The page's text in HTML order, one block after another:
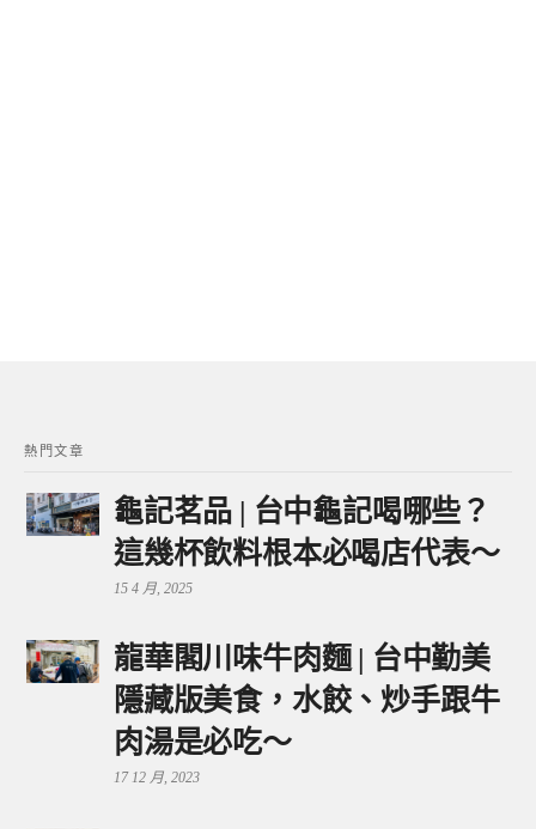
熱門文章
龜記茗品 | 台中龜記喝哪些？
這幾杯飲料根本必喝店代表～
15 4 月, 2025
龍華閣川味牛肉麵 | 台中勤美
隱藏版美食，水餃、炒手跟牛
肉湯是必吃～
17 12 月, 2023